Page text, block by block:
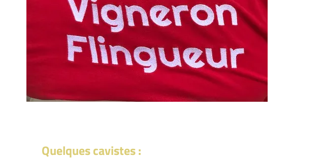
Quelques cavistes :